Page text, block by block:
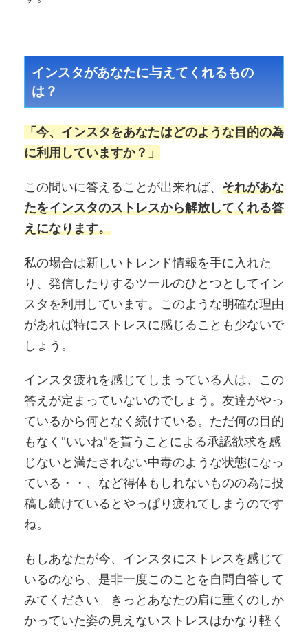
インスタがあなたに与えてくれるもの
は？
「今、インスタをあなたはどのような目的の為
に利用していますか？」
この問いに答えることが出来れば、 それがあな
たをインスタのストレスから解放してくれる答
えになります。
私の場合は新しいトレンド情報を手に入れた
り、発信したりするツールのひとつとしてイン
スタを利用しています。このような明確な理由
があれば特にストレスに感じることも少ないで
しょう。
インスタ疲れを感じてしまっている人は、この
答えが定まっていないのでしょう。友達がやっ
ているから何となく続けている。ただ何の目的
もなく"いいね"を貰うことによる承認欲求を感
じないと満たされない中毒のような状態になっ
ている・・、など得体もしれないものの為に投
稿し続けているとやっぱり疲れてしまうのです
ね。
もしあなたが今、インスタにストレスを感じて
いるのなら、是非一度このことを自問自答して
みてください。きっとあなたの肩に重くのしか
かっていた姿の見えないストレスはかなり軽く